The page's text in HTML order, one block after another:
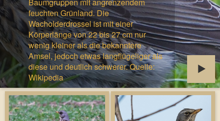
feuchten Grünland. Die
Wacholderdrossel ist mit einer
Körperlänge von 22 bis 27 cm nur
wenig kleiner als die bekanntere
Amsel, jedoch etwas langflügeliger als
diese und deutlich schwerer. Quelle:
Wikipedia